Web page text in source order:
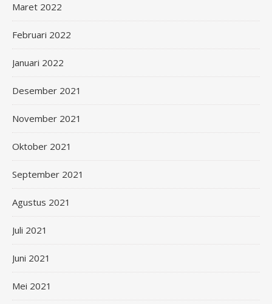
Maret 2022
Februari 2022
Januari 2022
Desember 2021
November 2021
Oktober 2021
September 2021
Agustus 2021
Juli 2021
Juni 2021
Mei 2021